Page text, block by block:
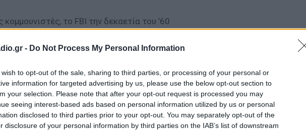
- Do Not Process My Personal Information
wish to opt-out of the sale, sharing to third parties, or processing of your personal or
information for targeted advertising by us, please use the below opt-out section to
your selection. Please note that after your opt-out request is processed you may
seeing interest-based ads based on personal information utilized by us or personal
disclosed to third parties prior to your opt-out. You may separately opt-out of the
disclosure of your personal information by third parties on the IAB’s list of downstream
το FBI την δεκαετία του ’60
ονόματα γνωστών ομοφυλοφίλων αλλά και των
προσώπων. Τα Gay Bar έκλειναν και η
επιχειρήσεις, «καθάριζε» τις γειτονιές από
ήταν συνώνυμο της διαστροφής και της
ΔΙΑΦΗΜΙΣΗ